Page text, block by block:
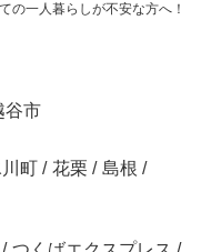
の一人暮らしが不安な方へ！
谷市
町 / 花栗 / 島根 /